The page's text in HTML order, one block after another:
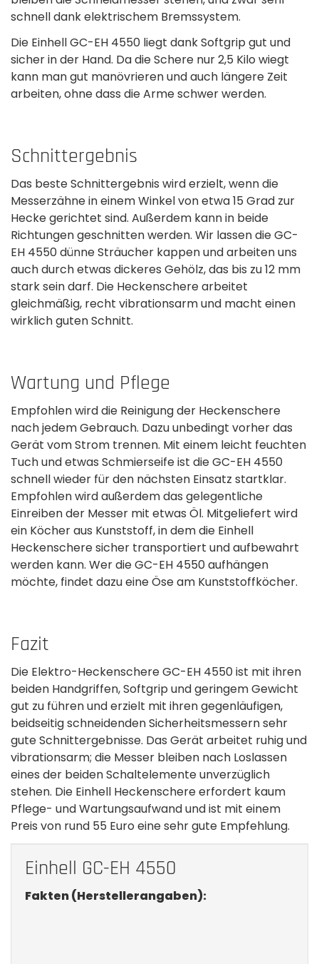
schnell dank elektrischem Bremssystem.
Die Einhell GC-EH 4550 liegt dank Softgrip gut und
sicher in der Hand. Da die Schere nur 2,5 Kilo wiegt
kann man gut manövrieren und auch längere Zeit
arbeiten, ohne dass die Arme schwer werden.
Schnittergebnis
Das beste Schnittergebnis wird erzielt, wenn die
Messerzähne in einem Winkel von etwa 15 Grad zur
Hecke gerichtet sind. Außerdem kann in beide
Richtungen geschnitten werden. Wir lassen die GC-
EH 4550 dünne Sträucher kappen und arbeiten uns
auch durch etwas dickeres Gehölz, das bis zu 12 mm
stark sein darf. Die Heckenschere arbeitet
gleichmäßig, recht vibrations­arm und macht einen
wirklich guten Schnitt.
Wartung und Pflege
Empfohlen wird die Reinigung der Heckenschere
nach jedem Gebrauch. Dazu unbedingt vorher das
Gerät vom Strom trennen. Mit einem leicht feuchten
Tuch und etwas Schmierseife ist die GC-EH 4550
schnell wieder für den nächsten Einsatz startklar.
Empfohlen wird außerdem das gelegentliche
Einreiben der Messer mit etwas Öl. Mitgeliefert wird
ein Köcher aus Kunststoff, in dem die Einhell
Heckenschere sicher transportiert und aufbewahrt
werden kann. Wer die GC-EH 4550 aufhängen
möchte, findet dazu eine Öse am Kunststoffköcher.
Fazit
Die Elektro-Heckenschere GC-EH 4550 ist mit ihren
beiden Handgriffen, Softgrip und geringem Gewicht
gut zu führen und erzielt mit ihren gegenläufigen,
beidseitig­ schneidenden Sicherheitsmessern sehr
gute Schnittergebnisse. Das Gerät arbeitet ruhig und
vibrationsarm; die Messer bleiben nach Loslassen
eines der beiden­ Schaltelemente unverzüglich
stehen. Die Einhell Heckenschere erfordert kaum
Pflege- und Wartungsaufwand und ist mit einem
Preis von rund 55 Euro eine sehr gute Empfehlung.
Einhell GC-EH 4550
Fakten (Herstellerangaben):